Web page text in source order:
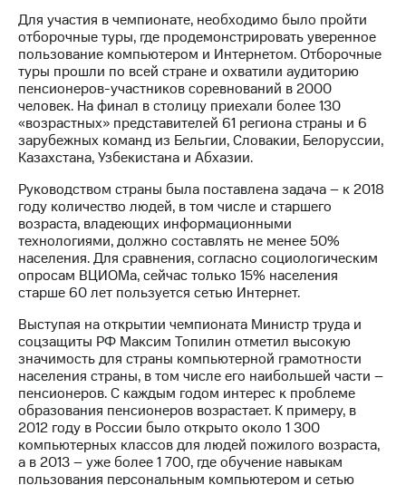
Финансовая
отчетность
Контакты
Новости
в
регионе
и акционерам
Корпоративное
управление
Корпоративный
секретарь
Раскрытие
информации
Информация
акционерам
Документы
ПАО
"МТС"
Собрания
акционеров
Личный
кабинет
акционера
Для участия в чемпионате, необходимо было пройти
отборочные туры, где продемонстрировать уверенное
пользование компьютером и Интернетом. Отборочные
туры прошли по всей стране и охватили аудиторию
пенсионеров-участников соревнований в 2000
человек. На финал в столицу приехали более 130
«возрастных» представителей 61 региона страны и 6
зарубежных команд из Бельгии, Словакии, Белоруссии,
Казахстана, Узбекистана и Абхазии.
Руководством страны была поставлена задача – к 2018
году количество людей, в том числе и старшего
возраста, владеющих информационными
технологиями, должно составлять не менее 50%
населения. Для сравнения, согласно социологическим
опросам ВЦИОМа, сейчас только 15% населения
старше 60 лет пользуется сетью Интернет.
Выступая на открытии чемпионата Министр труда и
соцзащиты РФ Максим Топилин отметил высокую
значимость для страны компьютерной грамотности
населения страны, в том числе его наибольшей части –
пенсионеров. С каждым годом интерес к проблеме
образования пенсионеров возрастает. К примеру, в
2012 году в России было открыто около 1 300
компьютерных классов для людей пожилого возраста,
а в 2013 – уже более 1 700, где обучение навыкам
пользования персональным компьютером и сетью